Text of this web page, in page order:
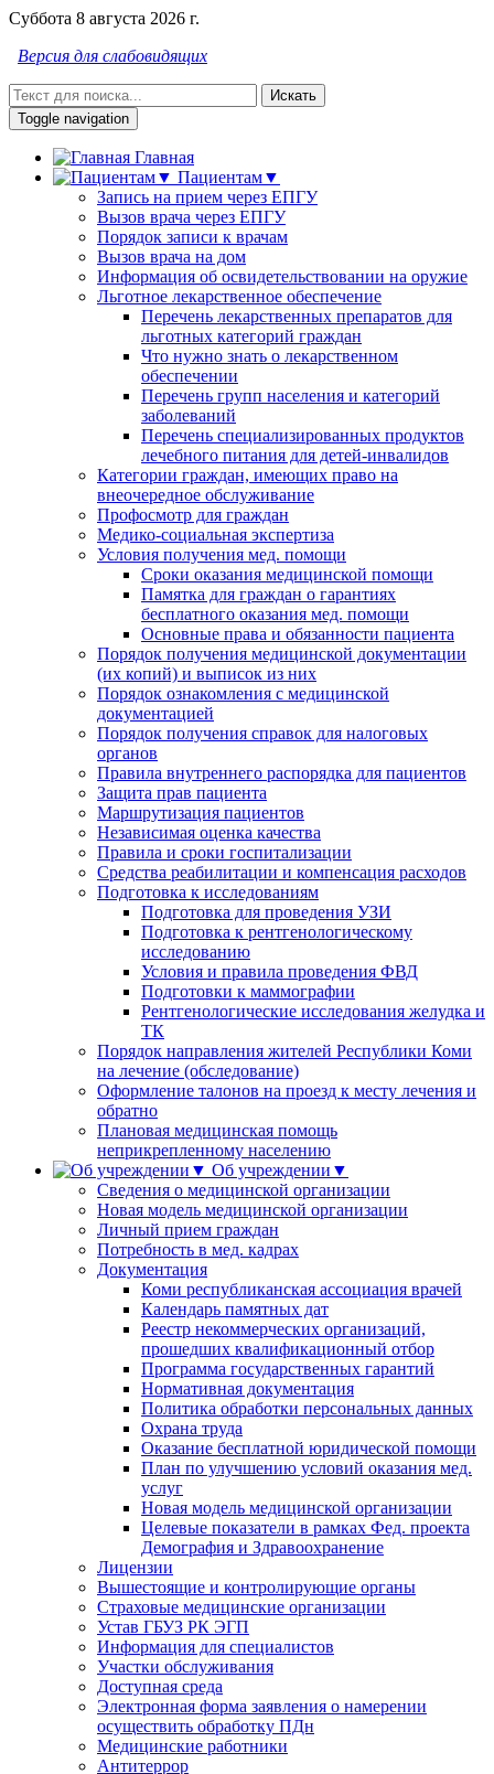
Суббота 8 августа 2026 г.
Версия для слабовидящих
Искать
Toggle navigation
Главная
Пациентам▼
Запись на прием через ЕПГУ
Вызов врача через ЕПГУ
Порядок записи к врачам
Вызов врача на дом
Информация об освидетельствовании на оружие
Льготное лекарственное обеспечение
Перечень лекарственных препаратов для
льготных категорий граждан
Что нужно знать о лекарственном
обеспечении
Перечень групп населения и категорий
заболеваний
Перечень специализированных продуктов
лечебного питания для детей-инвалидов
Категории граждан, имеющих право на
внеочередное обслуживание
Профосмотр для граждан
Медико-социальная экспертиза
Условия получения мед. помощи
Сроки оказания медицинской помощи
Памятка для граждан о гарантиях
бесплатного оказания мед. помощи
Основные права и обязанности пациента
Порядок получения медицинской документации
(их копий) и выписок из них
Порядок ознакомления с медицинской
документацией
Порядок получения справок для налоговых
органов
Правила внутреннего распорядка для пациентов
Защита прав пациента
Маршрутизация пациентов
Независимая оценка качества
Правила и сроки госпитализации
Средства реабилитации и компенсация расходов
Подготовка к исследованиям
Подготовка для проведения УЗИ
Подготовка к рентгенологическому
исследованию
Условия и правила проведения ФВД
Подготовки к маммографии
Рентгенологические исследования желудка и
ТК
Порядок направления жителей Республики Коми
на лечение (обследование)
Оформление талонов на проезд к месту лечения и
обратно
Плановая медицинская помощь
неприкрепленному населению
Об учреждении▼
Сведения о медицинской организации
Новая модель медицинской организации
Личный прием граждан
Потребность в мед. кадрах
Документация
Коми республиканская ассоциация врачей
Календарь памятных дат
Реестр некоммерческих организаций,
прошедших квалификационный отбор
Программа государственных гарантий
Нормативная документация
Политика обработки персональных данных
Охрана труда
Оказание бесплатной юридической помощи
План по улучшению условий оказания мед.
услуг
Новая модель медицинской организации
Целевые показатели в рамках Фед. проекта
Демография и Здравоохранение
Лицензии
Вышестоящие и контролирующие органы
Страховые медицинские организации
Устав ГБУЗ РК ЭГП
Информация для специалистов
Участки обслуживания
Доступная среда
Электронная форма заявления о намерении
осуществить обработку ПДн
Медицинские работники
Антитеррор